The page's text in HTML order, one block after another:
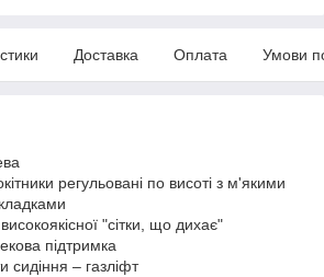
Доставка Оплата Умови
регульовані по висоті з м'якими
"сітки, що дихає"
підтримка
сидіння – газліфт